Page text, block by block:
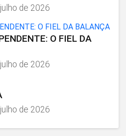
de 2026
O FIEL DA
de 2026
de 2026